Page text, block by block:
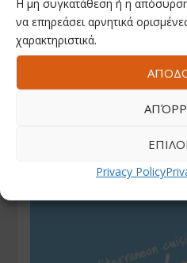
Η μη συγκατάθεση ή η
να επηρεάσει αρνητικά
χαρακτηριστικά.
Privacy Policy